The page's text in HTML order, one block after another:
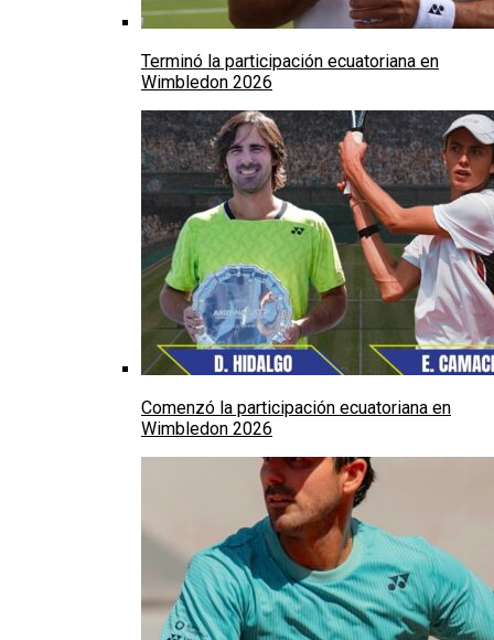
Terminó la participación ecuatoriana en
Wimbledon 2026
Comenzó la participación ecuatoriana en
Wimbledon 2026